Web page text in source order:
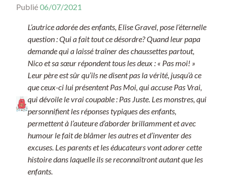
Publié06/07/2021
L’autrice adorée des enfants, Elise Gravel, pose l’éternelle
question : Qui a fait tout ce désordre? Quand leur papa
demande qui a laissé traîner des chaussettes partout,
Nico et sa sœur répondent tous les deux : « Pas moi! »
Leur père est sûr qu’ils ne disent pas la vérité, jusqu’à ce
que ceux-ci lui présentent Pas Moi, qui accuse Pas Vrai,
qui dévoile le vrai coupable : Pas Juste. Les monstres, qui
personnifient les réponses typiques des enfants,
permettent à l’auteure d’aborder brillamment et avec
humour le fait de blâmer les autres et d’inventer des
excuses. Les parents et les éducateurs vont adorer cette
histoire dans laquelle ils se reconnaîtront autant que les
enfants.